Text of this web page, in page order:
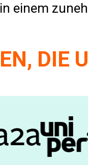
einem
DIE